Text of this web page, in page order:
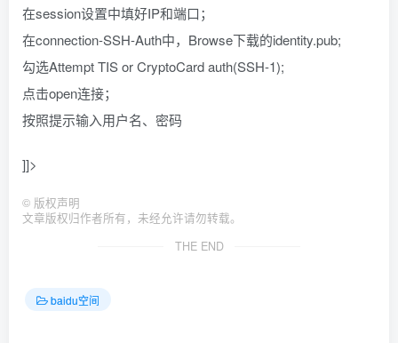
在session设置中填好IP和端口；
在connection-SSH-Auth中，Browse下载的identity.pub;
勾选Attempt TIS or CryptoCard auth(SSH-1);
点击open连接；
按照提示输入用户名、密码
]]>
© 版权声明
文章版权归作者所有，未经允许请勿转载。
THE END
baidu空间